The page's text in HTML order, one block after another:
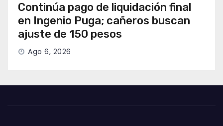
Continúa pago de liquidación final
en Ingenio Puga; cañeros buscan
ajuste de 150 pesos
Ago 6, 2026